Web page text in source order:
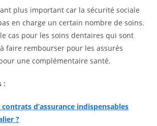
plus important car la sécurité sociale
en charge un certain nombre de soins.
le cas pour les soins dentaires qui sont
faire rembourser pour les assurés
une complémentaire santé.
:
d’assurance indispensables
?